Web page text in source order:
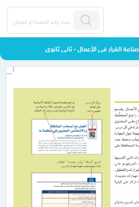
القرار في الأعمال - ثاني ثانوي